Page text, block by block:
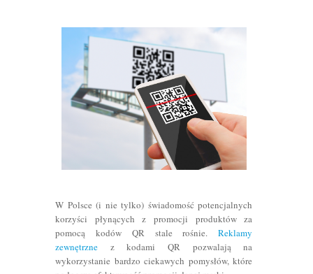
W Polsce (i nie tylko) świadomość potencjalnych
korzyści płynących z promocji produktów za
pomocą kodów QR stale rośnie.Reklamy
zewnętrzne z kodami QR pozwalają na
wykorzystanie bardzo ciekawych pomysłów, które